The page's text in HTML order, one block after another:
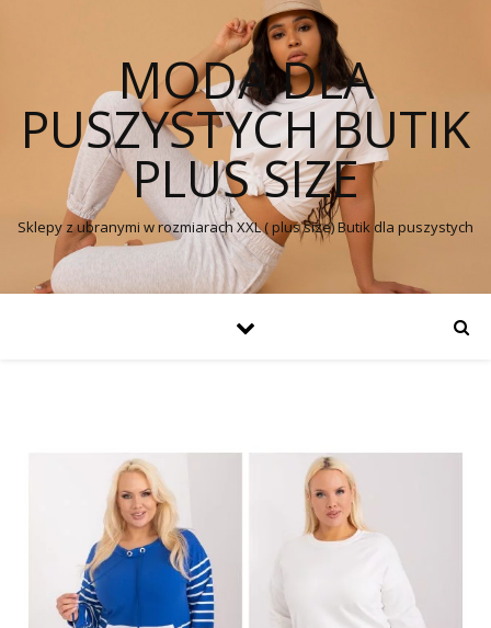
MODA DLA
PUSZYSTYCH BUTIK
PLUS SIZE
Sklepy z ubranymi w rozmiarach XXL ( plus size) Butik dla puszystych